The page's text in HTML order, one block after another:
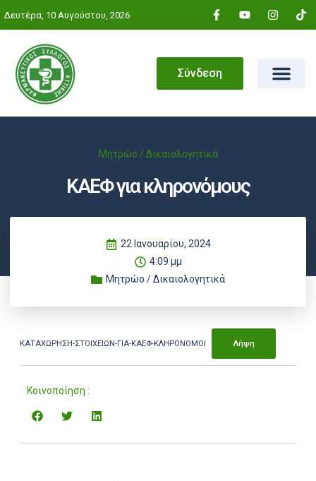
Δευτέρα, 10 Αυγούστου, 2026
Σύνδεση
Μητρώο / Δικαιολογητικά
ΚΑΕΦ για κληρονόμους
22 Ιανουαρίου, 2024
4:09 μμ
Μητρώο / Δικαιολογητικά
ΚΑΤΑΧΩΡΗΣΗ-ΣΤΟΙΧΕΙΩΝ-ΓΙΑ-ΚΑΕΦ-ΚΛΗΡΟΝΟΜΟΙ Λήψη
Κοινοποίηση :